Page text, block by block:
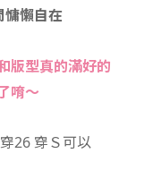
慵懶自在
版型真的滿好的
唷～
26 穿Ｓ可以